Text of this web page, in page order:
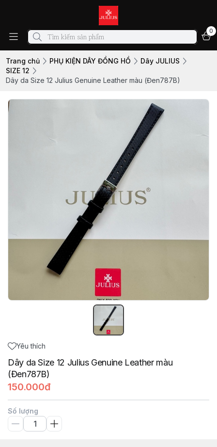
0
Trang chủ PHỤ KIỆN DÂY ĐỒNG HỒ
Dây JULIUS
SIZE 12
Dây da Size 12 Julius Genuine Leather màu (Đen787B)
Yêu thích
Dây da Size 12 Julius Genuine Leather màu
(Đen787B)
150.000đ
Số lượng